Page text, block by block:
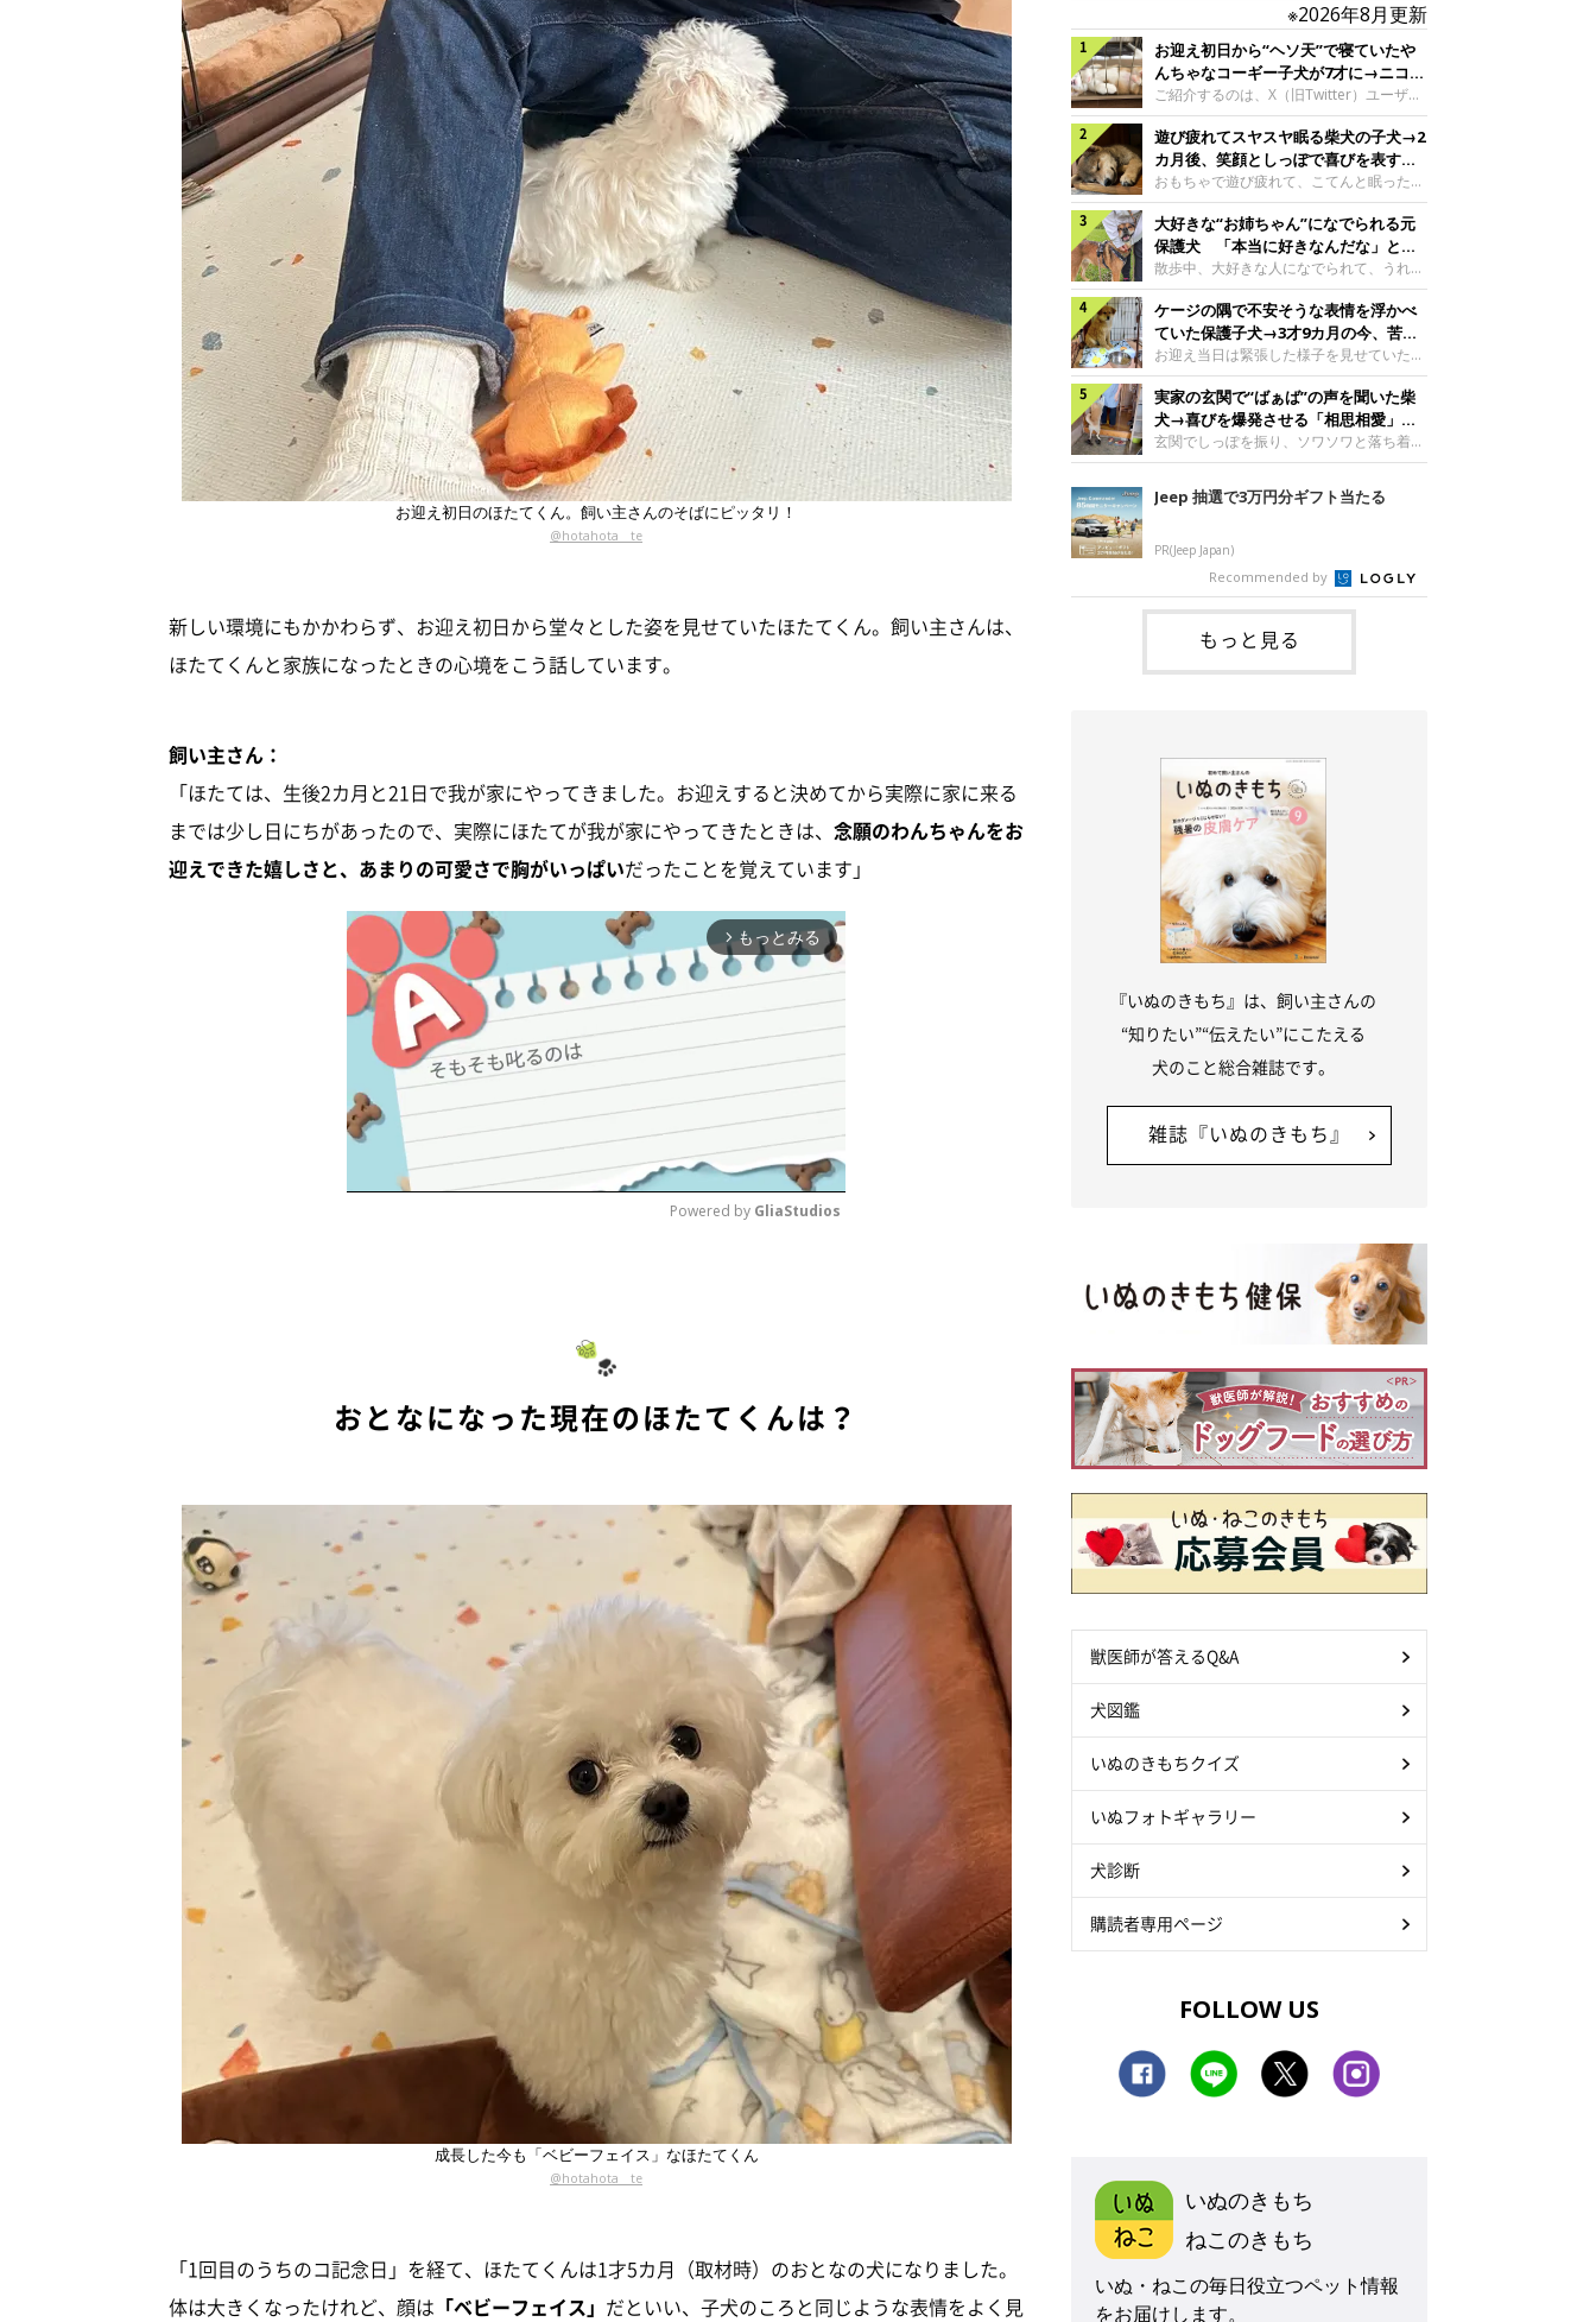
お迎え初日のほたてくん。飼い主さんのそばにピッタリ！
@hotahota__te
新しい環境にもかかわらず、お迎え初日から堂々とした姿を見せていたほたてくん。飼い主さんは、
ほたてくんと家族になったときの心境をこう話しています。
飼い主さん：
「ほたては、生後2カ月と21日で我が家にやってきました。お迎えすると決めてから実際に家に来る
までは少し日にちがあったので、実際にほたてが我が家にやってきたときは、 念願のわんちゃんをお
迎えできた嬉しさと、あまりの可愛さで胸がいっぱいだったことを覚えています」
arrow_forward_ios もっとみる
Powered by GliaStudios
おとなになった現在のほたてくんは？
成長した今も「ベビーフェイス」なほたてくん
@hotahota__te
「1回目のうちのコ記念日」を経て、ほたてくんは1才5カ月（取材時）のおとなの犬になりました。
体は大きくなったけれど、顔は 「ベビーフェイス」 だといい、子犬のころと同じような表情をよく見
※2026年8月更新
お迎え初日から“ヘソ天”で寝ていたや
んちゃなコーギー子犬が7才に→ニコニ
コ“コーギースマイル”が魅力のコに成
長！
ご紹介するのは、X（旧Twitter）ユーザー
＠Kus1oKg2vsgdWS2さんの愛犬でウェル
シュ・コーギー・ペンブロークの神楽ちゃ
ん。今年の8月で7才になるという神楽ちゃ
んですが、いったいどんな子犬時代を過ご
したのでしょうか。今回は、神楽ちゃんの
成長を飼い主さんと振り返ります！神楽ち
ゃんの成長について聞いた！お迎えから数
日後の神楽ちゃん（撮影時生後2カ月）＠
Kus1oKg2vsgdWS2――お迎え当初の神楽
ちゃんの様子について教えてください。飼
い主さん： 「お迎え当日から“ヘソ天”で寝
るようなコでし
遊び疲れてスヤスヤ眠る柴犬の子犬→2
カ月後、笑顔としっぽで喜びを表すコ
に成長！
おもちゃで遊び疲れて、こてんと眠った子
犬。あれから2カ月、表情や行動にさまざ
まな変化が見られるようになりました。遊
び疲れて眠る生後2カ月のなっちゃん遊び
疲れた様子のなっちゃん。@Pkndg_紹介
するのは、X（旧Twitter）ユーザー
@Pkndg_さんの愛犬・なっちゃん（取材
時、生後4カ月／柴犬）。こちらの写真
は、なっちゃんが生後2カ月のころに撮影
された一枚です。この日、なっちゃんは家
族と一緒におもちゃで遊んでいました。た
くさん遊んで疲れたのか、その後は眠り始
めたそうです。眠るなっちゃん。
@Pkndg_
大好きな“お姉ちゃん”になでられる元
保護犬 「本当に好きなんだな」と感
じる表情にほっこり
散歩中、大好きな人になでられて、うれし
そうな表情を見せる元保護犬。甘えるよう
な姿に、見ているこちらまでほっこりしま
す。大好きな“お姉ちゃん”に甘える小次郎
くん妹さんになでてもらい、うれしそうな
表情を見せる小次郎くん（2026年6月撮
影）。@mika_Jimmy紹介するのは、X（旧
Twitter）ユーザー@mika_Jimmyさんの愛
犬・小次郎くん（撮影時5才）。こちら
は、飼い主さんの妹さんと一緒に散歩をし
日、飼い主さんは実家から自宅へ帰る途
ケージの隅で不安そうな表情を浮かべ
ていた保護子犬→3才9カ月の今、苦手
を克服し頼もしいコに成長！
お迎え当日は緊張した様子を見せていた元
野犬の保護子犬。あれから約3年半、苦手
だったことを一つひとつ克服し、家族に寄
り添う姿を見せています。お迎え当日、ケ
ージの隅で不安そうにお迎え当日のシルビ
アちゃん。@nemonemotos今回紹介する
のは、X（旧Twitter）ユーザー
@nemonemotosさんの愛犬・シルビアち
主さんが「#最初に撮った一枚」として投
稿した写真には、ケージの隅で不安そうな
表情を浮かべるシルビアちゃんの姿が写っ
ていました。こちらは、保護犬だったシル
実家の玄関で“ばぁば”の声を聞いた柴
犬→喜びを爆発させる「相思相愛」な
光景にほっこり
玄関でしっぽを振り、ソワソワと落ち着か
ない様子の柴犬。その先には、大好きな人
との再会が待っていました。玄関でソワソ
ワする福丸くんソワソワした様子を見せる
のは、X（旧Twitter）ユーザー
@totomo_fukumaruさんが投稿していた
動画。玄関でしっぽを振っているのは、愛
犬・福丸くん（撮影時11才／柴犬）です。
何やらソワソワしている様子が印象的です
が、それにはほっこりする理由がありまし
た。 玄関で聞こえた、うれしい声ばぁば
Jeep 抽選で3万円分ギフト当たる
PR(Jeep Japan)
Recommended by
もっと見る
『いぬのきもち』は、飼い主さんの
“知りたい”“伝えたい”にこたえる
犬のこと総合雑誌です。
雑誌『いぬのきもち』
獣医師が答えるQ&A
犬図鑑
いぬのきもちクイズ
いぬフォトギャラリー
犬診断
購読者専用ページ
FOLLOW US
いぬのきもち
ねこのきもち
いぬ・ねこの毎日役立つペット情報
をお届けします。